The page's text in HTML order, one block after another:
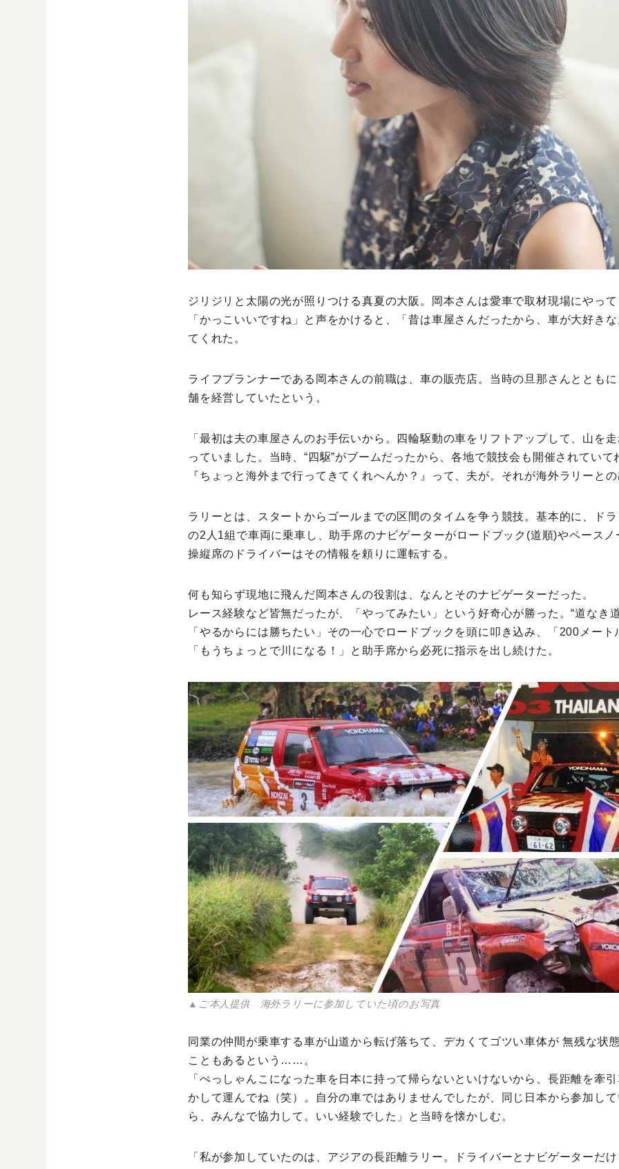
ジリジリと太陽の光が照りつける真夏の大阪。岡本さんは愛車で取材現場にやっ
「かっこいいですね」と声をかけると、「昔は車屋さんだったから、車が大好き
てくれた。
ライフプランナーである岡本さんの前職は、車の販売店。当時の旦那さんととも
舗を経営していたという。
「最初は夫の車屋さんのお手伝いから。四輪駆動の車をリフトアップして、山を
っていました。当時、“四駆”がブームだったから、各地で競技会も開催されてい
『ちょっと海外まで行ってきてくれへんか？』って、夫が。それが海外ラリーと
ラリーとは、スタートからゴールまでの区間のタイムを争う競技。基本的に、ド
の2人1組で車両に乗車し、助手席のナビゲーターがロードブック(道順)やペース
操縦席のドライバーはその情報を頼りに運転する。
何も知らず現地に飛んだ岡本さんの役割は、なんとそのナビゲーターだった。
レース経験など皆無だったが、「やってみたい」という好奇心が勝った。“道なき
「やるからには勝ちたい」その一心でロードブックを頭に叩き込み、「200メー
「もうちょっとで川になる！」と助手席から必死に指示を出し続けた。
▲ご本人提供 海外ラリーに参加していた頃のお写真
同業の仲間が乗車する車が山道から転げ落ちて、デカくてゴツい車体が 無残な状
こともあるという……。
「ぺっしゃんこになった車を日本に持って帰らないといけないから、長距離を牽
かして運んでね（笑）。自分の車ではありませんでしたが、同じ日本から参加し
ら、みんなで協力して。いい経験でした」と当時を懐かしむ。
「私が参加していたのは、アジアの長距離ラリー。ドライバーとナビゲーターだ